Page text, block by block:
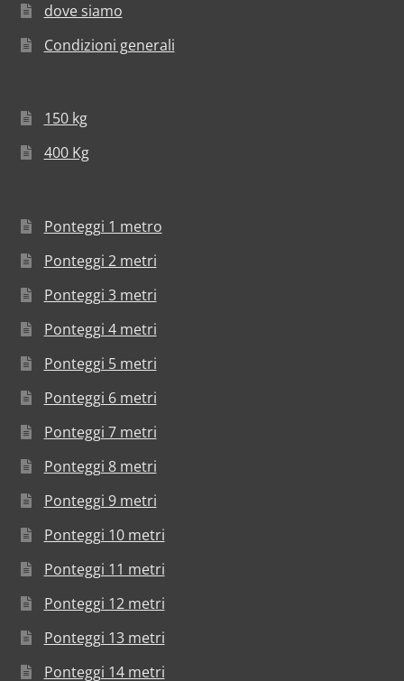
dove siamo
Condizioni generali
150 kg
400 Kg
Ponteggi 1 metro
Ponteggi 2 metri
Ponteggi 3 metri
Ponteggi 4 metri
Ponteggi 5 metri
Ponteggi 6 metri
Ponteggi 7 metri
Ponteggi 8 metri
Ponteggi 9 metri
Ponteggi 10 metri
Ponteggi 11 metri
Ponteggi 12 metri
Ponteggi 13 metri
Ponteggi 14 metri